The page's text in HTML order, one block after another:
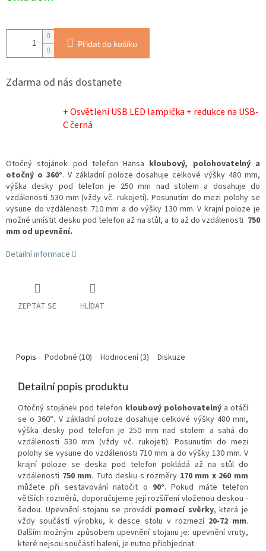
Přidat do košíku
Zdarma od nás dostanete
+ Osvětlení USB LED lampička + redukce na USB-
C černá
Otočný stojánek pod telefon Hansa kloubový, polohovatelný a
otočný o 360°. V základní poloze dosahuje celkové výšky 480 mm,
výška desky pod telefon je 250 mm nad stolem a dosahuje do
vzdálenosti 530 mm (vždy vč. rukojeti). Posunutím do mezi polohy se
vysune do vzdálenosti 710 mm a do výšky 130 mm. V krajní poloze je
možné umístit desku pod telefon až na stůl, a to až do vzdálenosti 750
mm od upevnění.
Detailní informace
ZEPTAT SE HLÍDAT
Popis Podobné (10) Hodnocení (3) Diskuze
Detailní popis produktu
Otočný stojánek pod telefon kloubový polohovatelnýa otáčí
se o 360°. V základní poloze dosahuje celkové výšky 480 mm,
výška desky pod telefon je 250 mm nad stolem a sahá do
vzdálenosti 530 mm (vždy vč. rukojeti). Posunutím do mezi
polohy se vysune do vzdálenosti 710 mm a do výšky 130 mm. V
krajní poloze se deska pod telefon pokládá až na stůl do
vzdálenosti 750 mm. Tuto desku s rozměry 170 mm x 260 mm
můžete při sestavování natočit o 90°. Pokud máte telefon
větších rozměrů, doporučujeme její rozšíření vloženou deskou -
šedou. Upevnění stojanu se provádí pomocí svěrky, která je
vždy součástí výrobku, k desce stolu v rozmezí 20-72 mm.
Dalším možným způsobem upevnění stojanu je: upevnění vruty,
které nejsou součástí balení, je nutno přiobjednat.